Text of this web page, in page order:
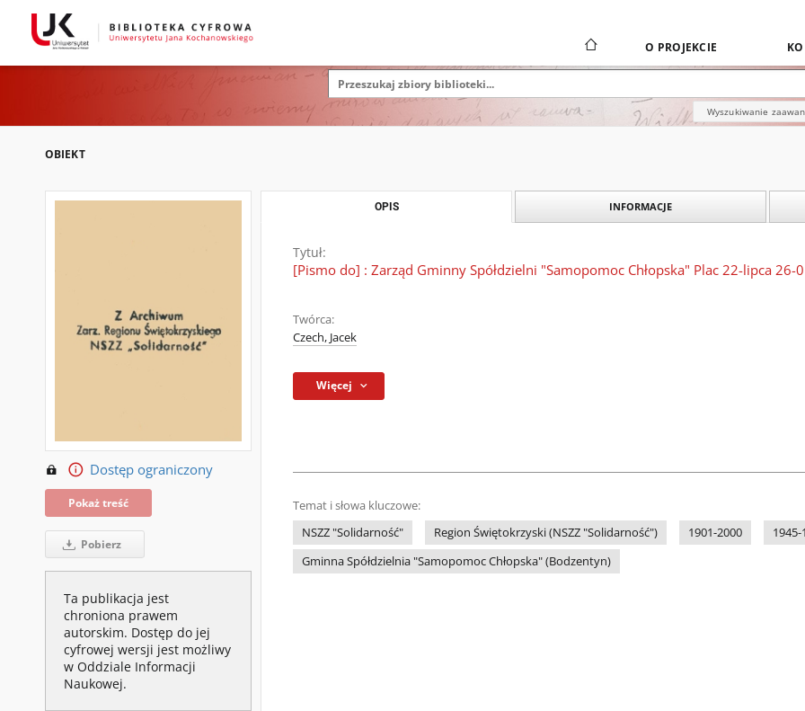
O PROJEKCIE
Wyszukiwanie
OBIEKT
Dostęp ograniczony
Pokaż treść
Pobierz
Ta publikacja jest
chroniona prawem
autorskim. Dostęp do jej
cyfrowej wersji jest możliwy
w Oddziale Informacji
Naukowej.
OPIS INFORMACJE
Tytuł:
[Pismo do] : Zarząd Gminny Spółdzielni "Samopomoc Chłopska" Plac 22-lipca 26-
Twórca:
Czech, Jacek
Więcej
Temat i słowa kluczowe:
NSZZ "Solidarność"
Region Świętokrzyski (NSZZ "Solidarność") 1901-2000
1945-
Gminna Spółdzielnia "Samopomoc Chłopska" (Bodzentyn)